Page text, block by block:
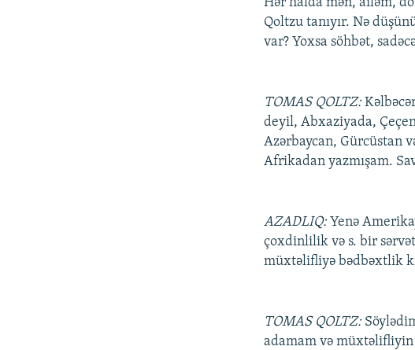
Qoltzu tanıyır. Nə
var? Yoxsa söhbət,
TOMAS QOLTZ:
deyil, Abxaziyada,
Azərbaycan, Gürcüstan
Afrikadan yazmışam.
AZADLIQ:Yenə
çoxdinlilik və s. bir
müxtəlifliyə bədbəxtlik
TOMAS QOLTZ:
adamam və müxtəlifliyin